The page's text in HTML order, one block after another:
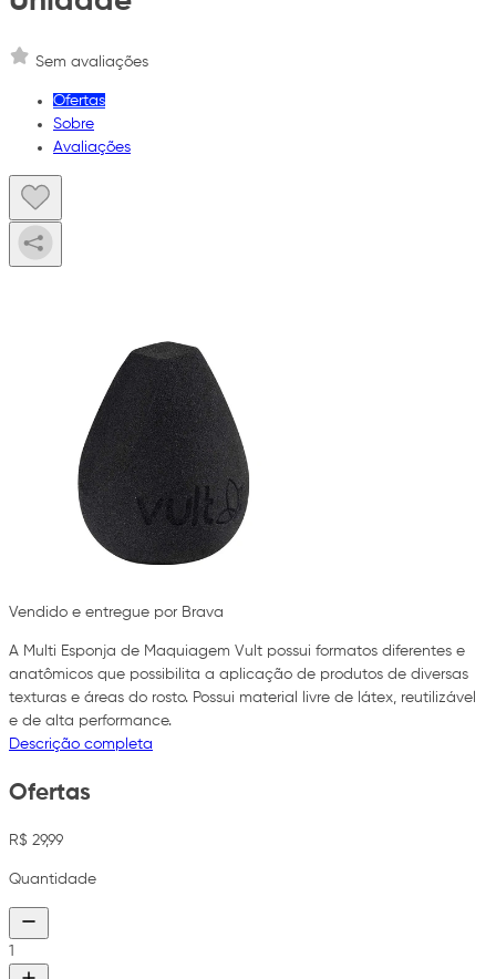
Sem avaliações
Ofertas
Sobre
Avaliações
Vendido e entregue por Brava
A Multi Esponja de Maquiagem Vult possui formatos diferentes e
anatômicos que possibilita a aplicação de produtos de diversas
texturas e áreas do rosto. Possui material livre de látex, reutilizável
e de alta performance.
Descrição completa
Ofertas
R$ 29,99
Quantidade
1